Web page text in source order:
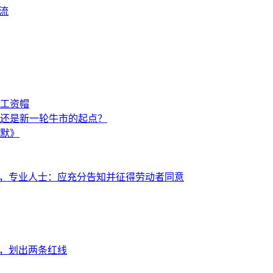
资帽
是新一轮牛市的起点？
》
专业人士：应充分告知并征得劳动者同意
划出两条红线